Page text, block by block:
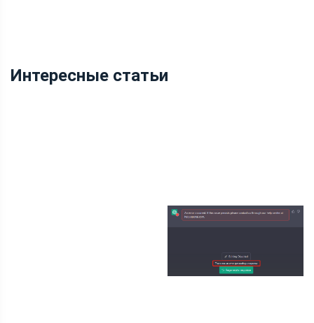
Интересные статьи